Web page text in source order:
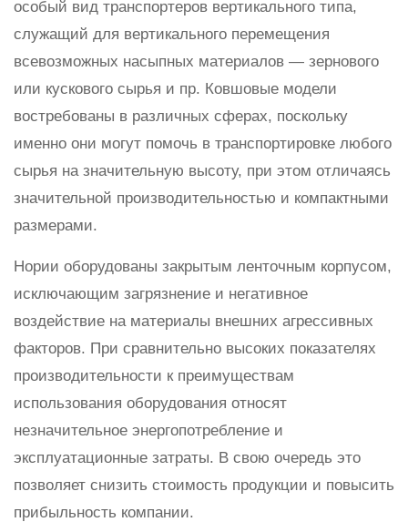
особый вид транспортеров вертикального типа,
служащий для вертикального перемещения
всевозможных насыпных материалов — зернового
или кускового сырья и пр. Ковшовые модели
востребованы в различных сферах, поскольку
именно они могут помочь в транспортировке любого
сырья на значительную высоту, при этом отличаясь
значительной производительностью и компактными
размерами.
Нории оборудованы закрытым ленточным корпусом,
исключающим загрязнение и негативное
воздействие на материалы внешних агрессивных
факторов. При сравнительно высоких показателях
производительности к преимуществам
использования оборудования относят
незначительное энергопотребление и
эксплуатационные затраты. В свою очередь это
позволяет снизить стоимость продукции и повысить
прибыльность компании.